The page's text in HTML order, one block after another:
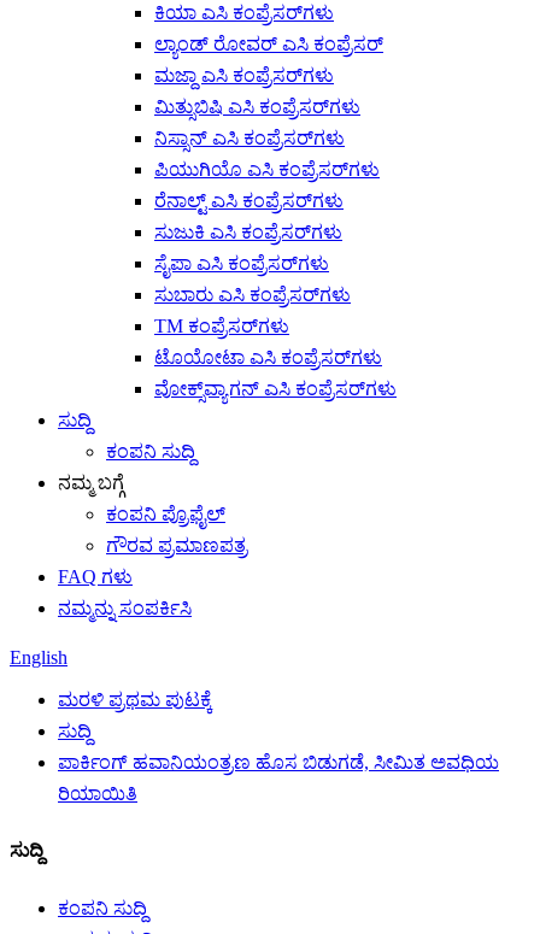
ಕಿಯಾ ಎಸಿ ಕಂಪ್ರೆಸರ್‌ಗಳು
ಲ್ಯಾಂಡ್ ರೋವರ್ ಎಸಿ ಕಂಪ್ರೆಸರ್
ಮಜ್ದಾ ಎಸಿ ಕಂಪ್ರೆಸರ್‌ಗಳು
ಮಿತ್ಸುಬಿಷಿ ಎಸಿ ಕಂಪ್ರೆಸರ್‌ಗಳು
ನಿಸ್ಸಾನ್ ಎಸಿ ಕಂಪ್ರೆಸರ್‌ಗಳು
ಪಿಯುಗಿಯೊ ಎಸಿ ಕಂಪ್ರೆಸರ್‌ಗಳು
ರೆನಾಲ್ಟ್ ಎಸಿ ಕಂಪ್ರೆಸರ್‌ಗಳು
ಸುಜುಕಿ ಎಸಿ ಕಂಪ್ರೆಸರ್‌ಗಳು
ಸೈಪಾ ಎಸಿ ಕಂಪ್ರೆಸರ್‌ಗಳು
ಸುಬಾರು ಎಸಿ ಕಂಪ್ರೆಸರ್‌ಗಳು
TM ಕಂಪ್ರೆಸರ್‌ಗಳು
ಟೊಯೋಟಾ ಎಸಿ ಕಂಪ್ರೆಸರ್‌ಗಳು
ವೋಕ್ಸ್‌ವ್ಯಾಗನ್ ಎಸಿ ಕಂಪ್ರೆಸರ್‌ಗಳು
ಸುದ್ದಿ
ಕಂಪನಿ ಸುದ್ದಿ
ನಮ್ಮ ಬಗ್ಗೆ
ಕಂಪನಿ ಪ್ರೊಫೈಲ್
ಗೌರವ ಪ್ರಮಾಣಪತ್ರ
FAQ ಗಳು
ನಮ್ಮನ್ನು ಸಂಪರ್ಕಿಸಿ
English
ಮರಳಿ ಪ್ರಥಮ ಪುಟಕ್ಕೆ
ಸುದ್ದಿ
ಪಾರ್ಕಿಂಗ್ ಹವಾನಿಯಂತ್ರಣ ಹೊಸ ಬಿಡುಗಡೆ, ಸೀಮಿತ ಅವಧಿಯ
ರಿಯಾಯಿತಿ
ಸುದ್ದಿ
ಕಂಪನಿ ಸುದ್ದಿ